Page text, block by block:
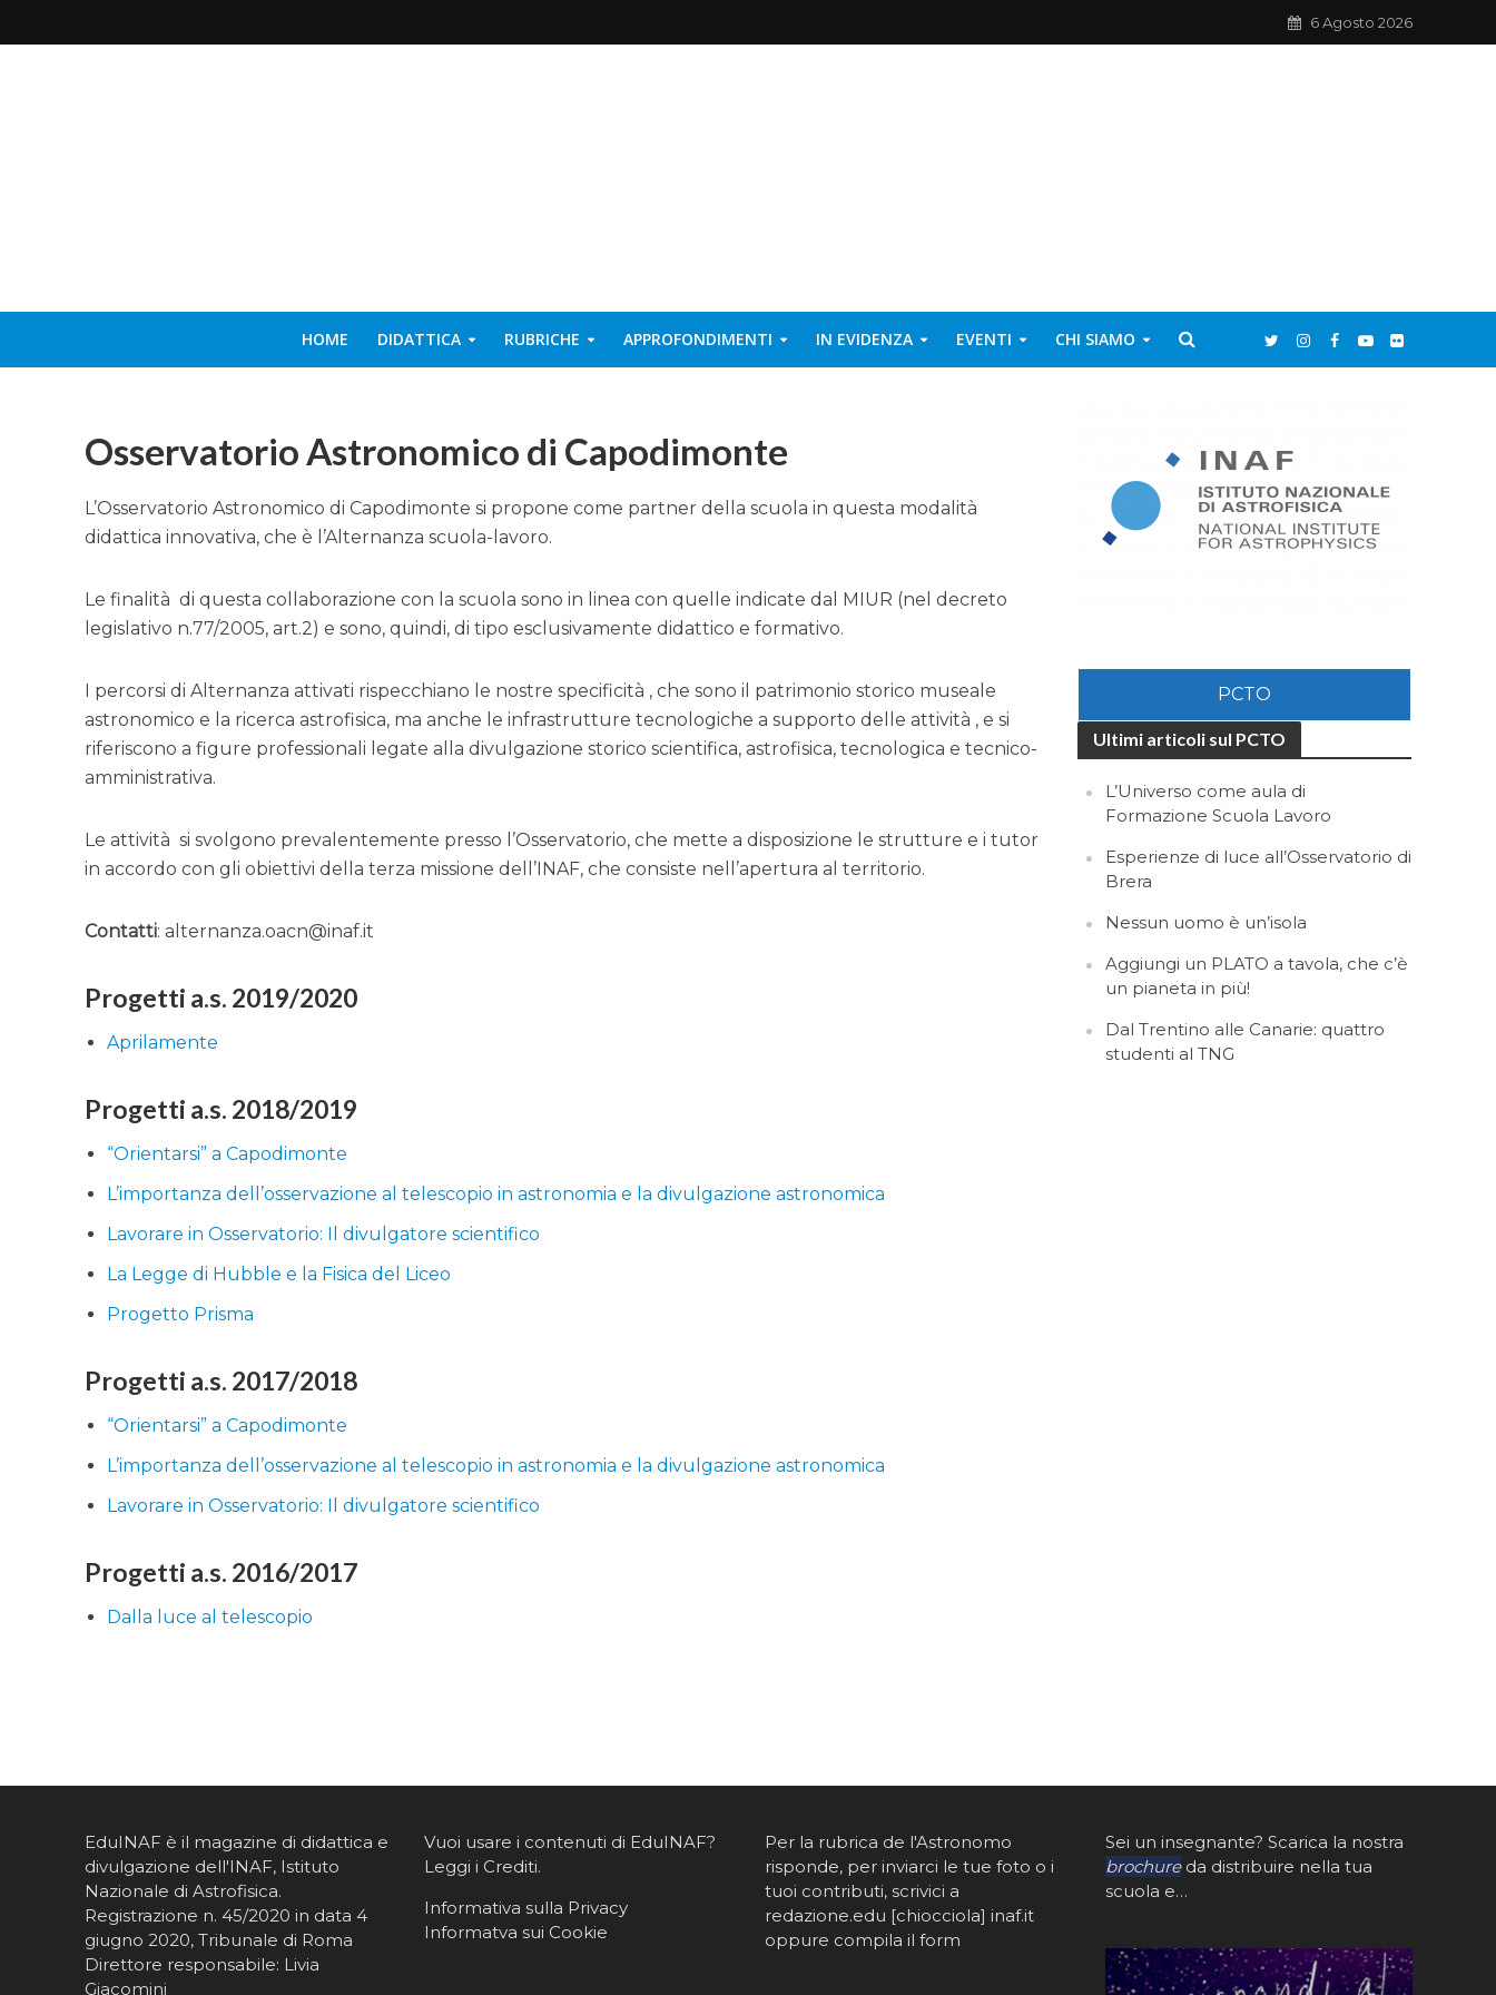
6 Agosto 2026
HOME DIDATTICA RUBRICHE APPROFONDIMENTI IN EVIDENZA EVENTI CHI SIAMO
Osservatorio Astronomico di Capodimonte
L’Osservatorio Astronomico di Capodimonte si propone come partner della scuola in questa modalità
didattica innovativa, che è l’Alternanza scuola-lavoro.
Le finalità di questa collaborazione con la scuola sono in linea con quelle indicate dal MIUR (nel decreto
legislativo n.77/2005, art.2) e sono, quindi, di tipo esclusivamente didattico e formativo.
I percorsi di Alternanza attivati rispecchiano le nostre specificità , che sono il patrimonio storico museale
astronomico e la ricerca astrofisica, ma anche le infrastrutture tecnologiche a supporto delle attività , e si
riferiscono a figure professionali legate alla divulgazione storico scientifica, astrofisica, tecnologica e tecnico-
amministrativa.
Le attività si svolgono prevalentemente presso l’Osservatorio, che mette a disposizione le strutture e i tutor
in accordo con gli obiettivi della terza missione dell’INAF, che consiste nell’apertura al territorio.
Contatti: alternanza.oacn@inaf.it
Progetti a.s. 2019/2020
Aprilamente
Progetti a.s. 2018/2019
“Orientarsi” a Capodimonte
L’importanza dell’osservazione al telescopio in astronomia e la divulgazione astronomica
Lavorare in Osservatorio: Il divulgatore scientifico
La Legge di Hubble e la Fisica del Liceo
Progetto Prisma
Progetti a.s. 2017/2018
“Orientarsi” a Capodimonte
L’importanza dell’osservazione al telescopio in astronomia e la divulgazione astronomica
Lavorare in Osservatorio: Il divulgatore scientifico
Progetti a.s. 2016/2017
Dalla luce al telescopio
PCTO
Ultimi articoli sul PCTO
L’Universo come aula di
Formazione Scuola Lavoro
Esperienze di luce all’Osservatorio di
Brera
Nessun uomo è un’isola
Aggiungi un PLATO a tavola, che c’è
un pianeta in più!
Dal Trentino alle Canarie: quattro
studenti al TNG
EduINAF è il magazine di didattica e
divulgazione dell'INAF, Istituto
Nazionale di Astrofisica.
Registrazione n. 45/2020 in data 4
giugno 2020, Tribunale di Roma
Direttore responsabile: Livia
Giacomini
Vuoi usare i contenuti di EduINAF?
Leggi i Crediti.
Informativa sulla Privacy
Informatva sui Cookie
Per la rubrica de l'Astronomo
risponde, per inviarci le tue foto o i
tuoi contributi, scrivici a
redazione.edu [chiocciola] inaf.it
oppure compila il form
Sei un insegnante? Scarica la nostra
brochureda distribuire nella tua
scuola e…